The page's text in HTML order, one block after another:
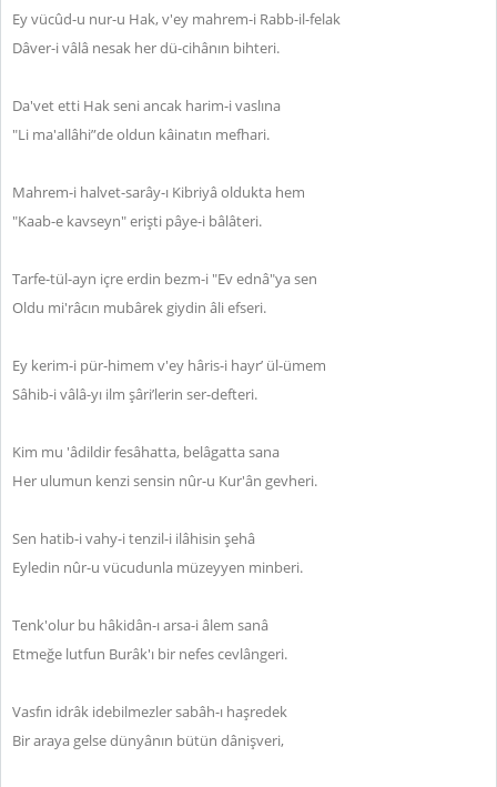
Ey vücûd-u nur-u Hak, v'ey mahrem-i Rabb-il-felak
Dâver-i vâlâ nesak her dü-cihânın bihteri.
Da'vet etti Hak seni ancak harim-i vaslına
"Li ma'allâhi”de oldun kâinatın mefhari.
Mahrem-i halvet-sarây-ı Kibriyâ oldukta hem
"Kaab-e kavseyn" erişti pâye-i bâlâteri.
Tarfe-tül-ayn içre erdin bezm-i "Ev ednâ"ya sen
Oldu mi'râcın mubârek giydin âli efseri.
Ey kerim-i pür-himem v'ey hâris-i hayr’ ül-ümem
Sâhib-i vâlâ-yı ilm şâri’lerin ser-defteri.
Kim mu 'âdildir fesâhatta, belâgatta sana
Her ulumun kenzi sensin nûr-u Kur'ân gevheri.
Sen hatib-i vahy-i tenzil-i ilâhisin şehâ
Eyledin nûr-u vücudunla müzeyyen minberi.
Tenk'olur bu hâkidân-ı arsa-i âlem sanâ
Etmeğe lutfun Burâk'ı bir nefes cevlângeri.
Vasfın idrâk idebilmezler sabâh-ı haşredek
Bir araya gelse dünyânın bütün dânişveri,